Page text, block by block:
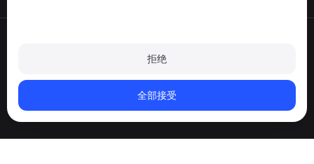
拒绝
全部接受
删除账户和个人数据